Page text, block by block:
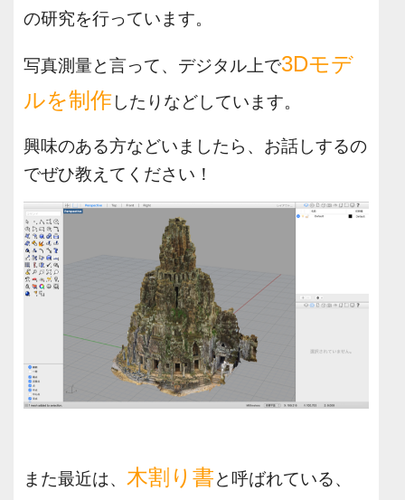
の研究を行っています。
写真測量と言って、 デジタル上で3Dモデ
ルを制作したりなどしています。
興味のある方などいましたら、お話しするの
でぜひ教えてください！
また最近は、 木割り書と呼ばれている、